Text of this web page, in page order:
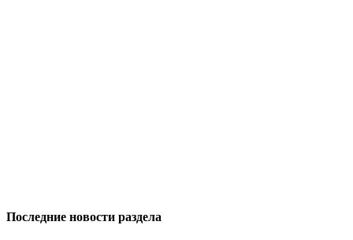
Последние новости раздела